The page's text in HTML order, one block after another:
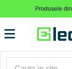
Produsele